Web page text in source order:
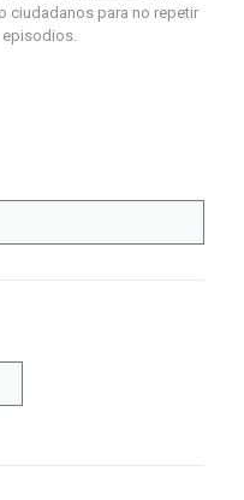
ciudadanos para no repetir